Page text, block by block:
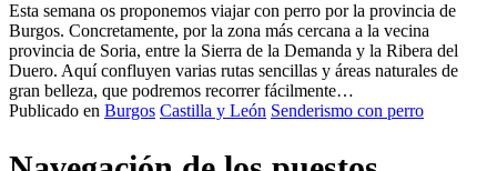
Esta semana os proponemos viajar con perro por la provincia de
Burgos. Concretamente, por la zona más cercana a la vecina
provincia de Soria, entre la Sierra de la Demanda y la Ribera del
Duero. Aquí confluyen varias rutas sencillas y áreas naturales de
gran belleza, que podremos recorrer fácilmente…
Publicado en Burgos Castilla y León Senderismo con perro